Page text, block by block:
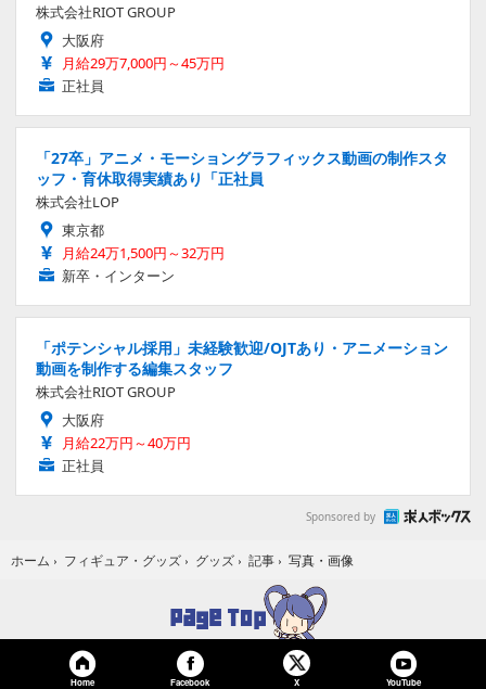
株式会社RIOT GROUP
大阪府
月給29万7,000円～45万円
正社員
「27卒」アニメ・モーショングラフィックス動画の制作スタ
ッフ・育休取得実績あり「正社員
株式会社LOP
東京都
月給24万1,500円～32万円
新卒・インターン
「ポテンシャル採用」未経験歓迎/OJTあり・アニメーション
動画を制作する編集スタッフ
株式会社RIOT GROUP
大阪府
月給22万円～40万円
正社員
Sponsored by
ホーム › フィギュア・グッズ › グッズ › 記事 › 写真・画像
Home Facebook X YouTube